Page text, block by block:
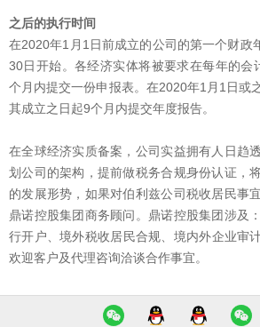
之后的执行时间
在2020年1月1日前成立的公司的第一个财政
30日开始。各经济实体将被要求在每年的会
个月内提交一份申报表。在2020年1月1日或
其成立之日起9个月内提交年度报告。
在全球经济实质备案，公司实益拥有人日趋
划公司的架构，提前做税务合规身份认证，
的发展形势，如果对伯利兹公司税收居民事
鼎诺控股集团商务顾问。鼎诺控股集团涉及
行开户、境外税收居民合规、境内外企业审
欢迎客户及代理咨询洽谈合作事宜。